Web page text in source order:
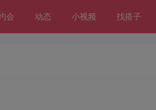
会 动态 小视频 找搭子